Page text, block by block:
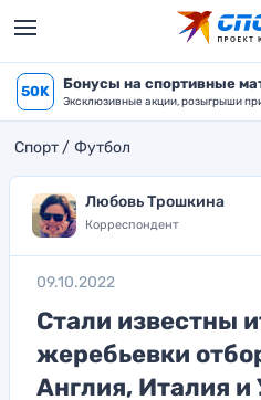
50K Бонусы на спортивные
Эксклюзивные акции, розыгрыши
Спорт Футбол
Любовь Трошкина
Корреспондент
09.10.2022
Стали известны
жеребьевки
Англия, Италия и